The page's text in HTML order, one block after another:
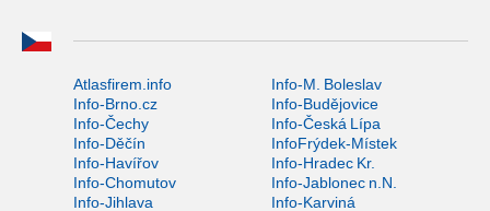
Atlasfirem.info
Info-M. Boleslav
Info-Brno.cz
Info-Budějovice
Info-Čechy
Info-Česká Lípa
Info-Děčín
InfoFrýdek-Místek
Info-Havířov
Info-Hradec Kr.
Info-Chomutov
Info-Jablonec n.N.
Info-Jihlava
Info-Karviná